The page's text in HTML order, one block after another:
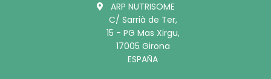
ARP NUTRISOME
C/ Sarrià de Ter,
15 - PG Mas Xirgu,
17005 Girona
ESPAÑA